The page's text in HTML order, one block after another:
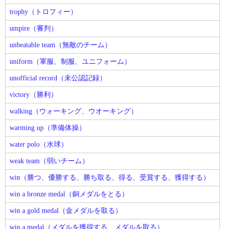
trophy（トロフィー）
umpire（審判）
unbeatable team（無敵のチーム）
uniform（軍服、制服、ユニフォーム）
unofficial record（未公認記録）
victory（勝利）
walking（ウォーキング、ウオーキング）
warming up（準備体操）
water polo（水球）
weak team（弱いチーム）
win（勝つ、優勝する、勝ち取る、得る、受賞する、獲得する）
win a bronze medal（銅メダルをとる）
win a gold medal（金メダルを取る）
win a medal（メダルを獲得する、メダルを取る）